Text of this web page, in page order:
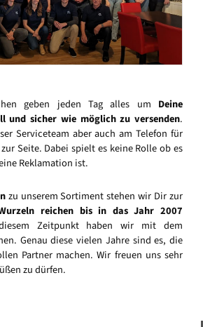
geben jeden Tag alles um Deine
und sicher wie möglich zu versenden.
Serviceteam aber auch am Telefon für
Seite. Dabei spielt es keine Rolle ob es
Reklamation ist.
zu unserem Sortiment stehen wir Dir zur
reichen bis in das Jahr 2007
Zeitpunkt haben wir mit dem
Genau diese vielen Jahre sind es, die
Partner machen. Wir freuen uns sehr
zu dürfen.